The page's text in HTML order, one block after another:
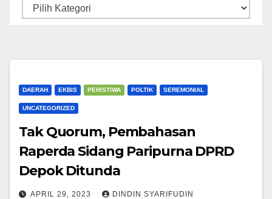
Kategori
DAERAH EKBIS PERISTIWA POLTIK SEREMONIAL
UNCATEGORIZED
Tak Quorum, Pembahasan
Raperda Sidang Paripurna DPRD
Depok Ditunda
APRIL 29, 2023 DINDIN SYARIFUDIN